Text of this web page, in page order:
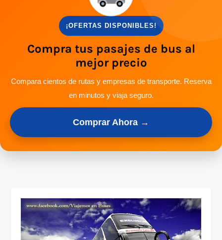
¡OFERTAS DISPONIBLES!
Compra tus pasajes de bus al
mejor precio
Compara cientos de rutas y empresas de transporte. Reserva
en minutos y viaja seguro.
Comprar Ahora →